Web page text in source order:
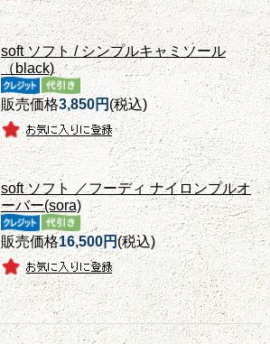
soft ソフト / シンプルキャミソール
（black)
販売価格3,850円(税込)
soft ソフト ／フーディ ナイロンプルオ
ーバー(sora)
販売価格16,500円(税込)